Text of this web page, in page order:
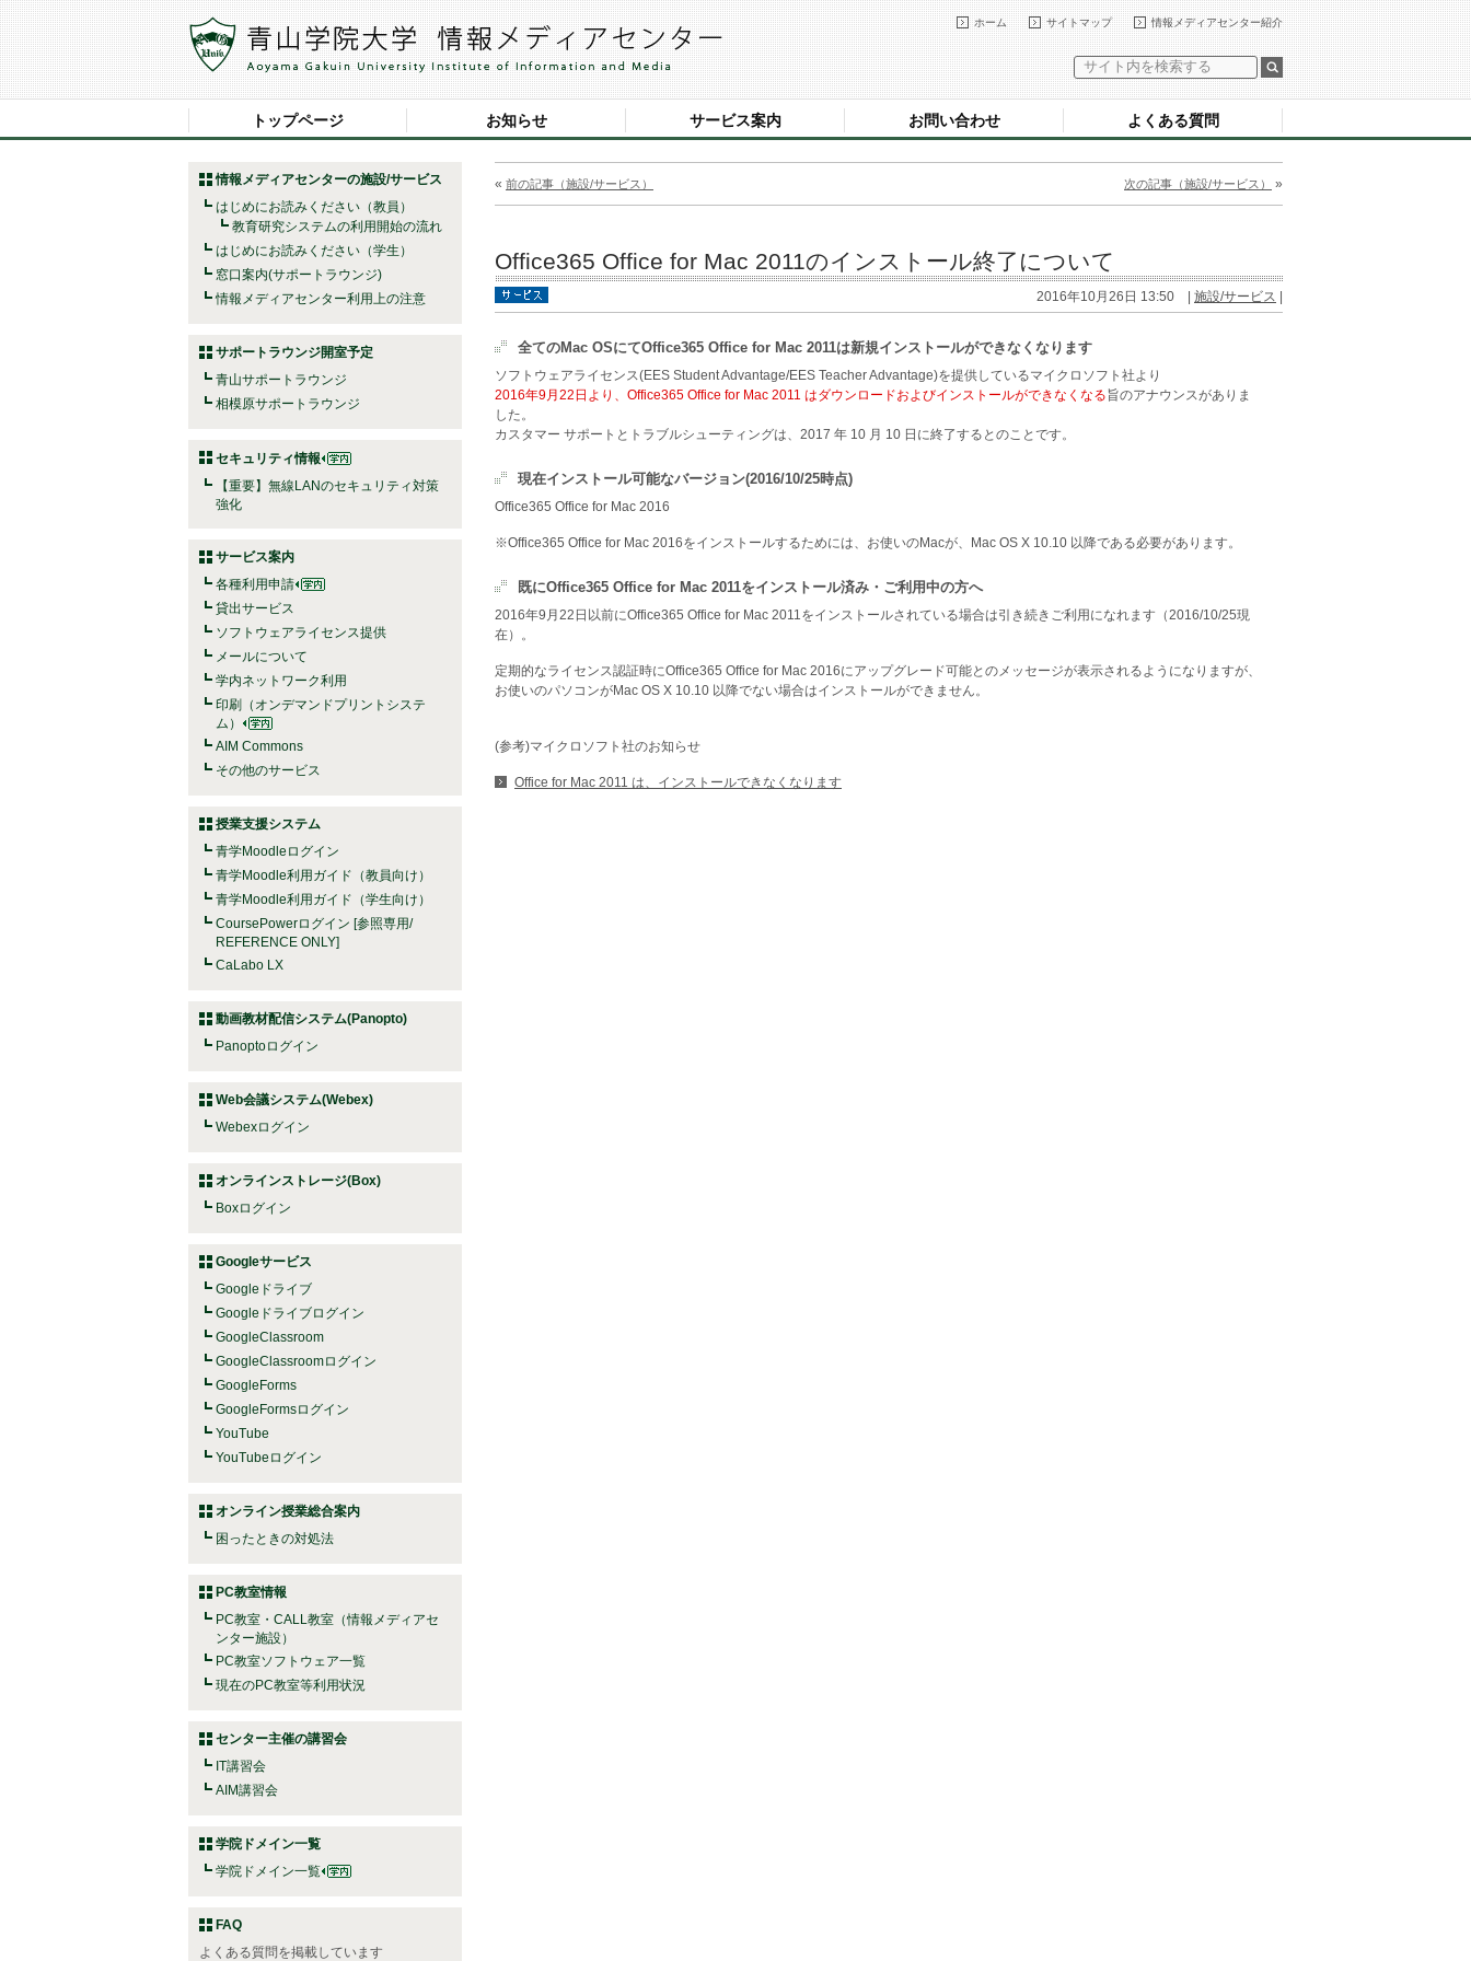
情報メディアセンター紹介
サイトマップ
ホーム
トップページ お知らせ サービス案内 お問い合わせ よくある質問
情報メディアセンターの施設/サービス
はじめにお読みください（教員）
教育研究システムの利用開始の流れ
はじめにお読みください（学生）
窓口案内(サポートラウンジ)
情報メディアセンター利用上の注意
サポートラウンジ開室予定
青山サポートラウンジ
相模原サポートラウンジ
セキュリティ情報
【重要】無線LANのセキュリティ対策
強化
サービス案内
各種利用申請
貸出サービス
ソフトウェアライセンス提供
メールについて
学内ネットワーク利用
印刷（オンデマンドプリントシステ
ム）
AIM Commons
その他のサービス
授業支援システム
青学Moodleログイン
青学Moodle利用ガイド（教員向け）
青学Moodle利用ガイド（学生向け）
CoursePowerログイン [参照専用/
REFERENCE ONLY]
CaLabo LX
動画教材配信システム(Panopto)
Panoptoログイン
Web会議システム(Webex)
Webexログイン
オンラインストレージ(Box)
Boxログイン
Googleサービス
Googleドライブ
Googleドライブログイン
GoogleClassroom
GoogleClassroomログイン
GoogleForms
GoogleFormsログイン
YouTube
YouTubeログイン
オンライン授業総合案内
困ったときの対処法
PC教室情報
PC教室・CALL教室（情報メディアセ
ンター施設）
PC教室ソフトウェア一覧
現在のPC教室等利用状況
センター主催の講習会
IT講習会
AIM講習会
学院ドメイン一覧
学院ドメイン一覧
FAQ
よくある質問を掲載しています
« 前の記事（施設/サービス） 次の記事（施設/サービス） »
Office365 Office for Mac 2011のインストール終了について
2016年10月26日 13:50 | 施設/サービス
全てのMac OSにてOffice365 Office for Mac 2011は新規インストールができなくなります
ソフトウェアライセンス(EES Student Advantage/EES Teacher Advantage)を提供しているマイクロソフト社より
2016年9月22日より、Office365 Office for Mac 2011 はダウンロードおよびインストールができなくなる旨のアナウンスがありま
した。
カスタマー サポートとトラブルシューティングは、2017 年 10 月 10 日に終了するとのことです。
現在インストール可能なバージョン(2016/10/25時点)
Office365 Office for Mac 2016
※Office365 Office for Mac 2016をインストールするためには、お使いのMacが、Mac OS X 10.10 以降である必要があります。
既にOffice365 Office for Mac 2011をインストール済み・ご利用中の方へ
2016年9月22日以前にOffice365 Office for Mac 2011をインストールされている場合は引き続きご利用になれます（2016/10/25現
在）。
定期的なライセンス認証時にOffice365 Office for Mac 2016にアップグレード可能とのメッセージが表示されるようになりますが、
お使いのパソコンがMac OS X 10.10 以降でない場合はインストールができません。
(参考)マイクロソフト社のお知らせ
Office for Mac 2011 は、インストールできなくなります